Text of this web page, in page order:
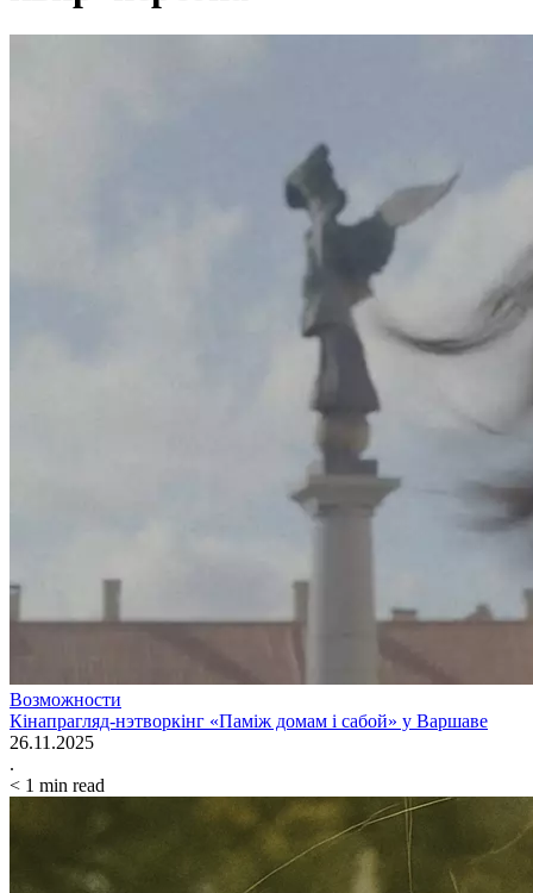
Возможности
Кінапрагляд-нэтворкінг «Паміж домам і сабой» у Варшаве
26.11.2025
.
< 1 min read